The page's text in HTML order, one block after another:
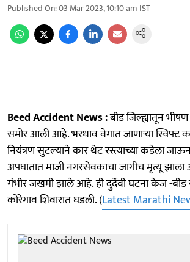
Published On:03 Mar 2023, 10:10 am IST
Beed Accident News :बीड जिल्ह्यातून
समोर आली आहे. भरधाव वेगात जाणाऱ्या स्विफ्ट
नियंत्रण सुटल्याने कार थेट रस्त्याच्या कडेला
अपघातात माजी नगरसेवकाचा जागीच मृत्यू
गंभीर जखमी झाले आहे. ही दुर्देवी घटना केज -बीड
कोरेगाव शिवारात घडली. (Latest Marathi